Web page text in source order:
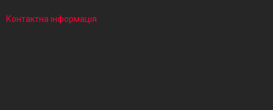
Контактна інформація